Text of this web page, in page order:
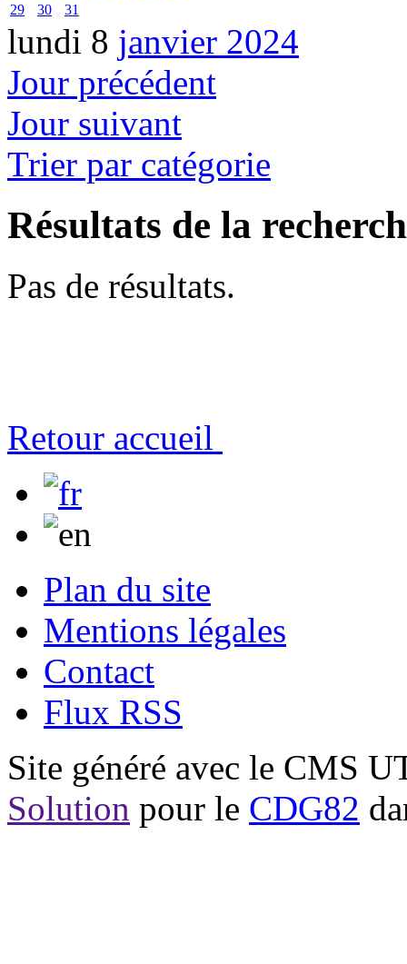
29
30 31
lundi 8 janvier 2024
Jour précédent
Jour suivant
Trier par catégorie
Résultats de la
Pas de résultats.
Retour accueil
Plan du site
Mentions légales
Contact
Flux RSS
Site généré avec le CMS
Solution pour le CDG82